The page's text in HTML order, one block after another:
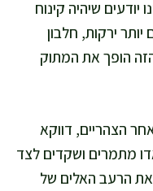
שיהיה קינוח
ירקות, חלבון
הופך את המתוק
הצהריים, דווקא
מתמרים ושקדים לצד
את הרעב האלים של